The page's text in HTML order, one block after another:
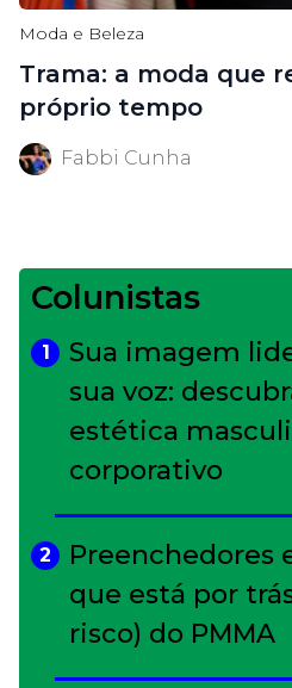
Moda e Beleza
Trama: a moda que
próprio tempo
Fabbi Cunha
Colunistas
1
Sua imagem
sua voz:
estética
corporativo
2
Preenchedores
que está por
risco) do PMMA